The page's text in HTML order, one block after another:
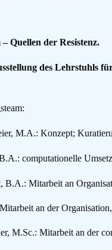
– Quellen der Resistenz.
des Lehrstuhls
M.A.: Konzept;
computationelle
B.A.: Mitarbeit an
an der
M.Sc.: Mitarbeit an der